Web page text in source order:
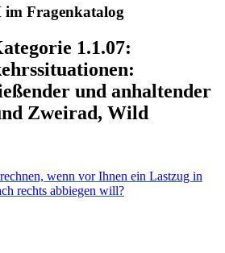
im Fragenkatalog
1.1.07:
und anhaltender
Zweirad, Wild
wenn vor Ihnen ein Lastzug in
rechts abbiegen will?